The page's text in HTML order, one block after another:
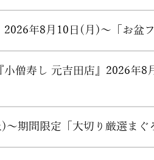
2026年8月10日(月)～「お盆
小僧寿し 元吉田店』2026年
～期間限定「大切り厳選まぐ